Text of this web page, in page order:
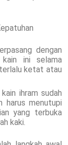
dengan
kain ini selama
ketat atau
ihram sudah
harus menutupi
yang terbuka
kaki.